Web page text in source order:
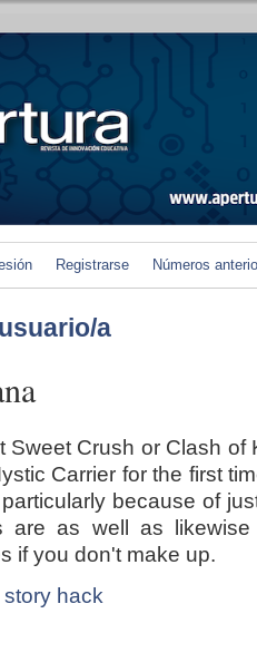
Registrarse Números
a
Sweet Crush or Clash
Carrier for the first
because of
are as well as
if you don't make up.
hack